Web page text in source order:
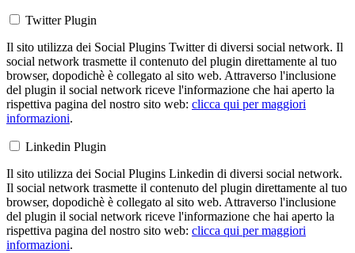
Twitter Plugin
Il sito utilizza dei Social Plugins Twitter di diversi social network. Il
social network trasmette il contenuto del plugin direttamente al tuo
browser, dopodichè è collegato al sito web. Attraverso l'inclusione
del plugin il social network riceve l'informazione che hai aperto la
rispettiva pagina del nostro sito web: clicca qui per maggiori
informazioni.
Linkedin Plugin
Il sito utilizza dei Social Plugins Linkedin di diversi social network.
Il social network trasmette il contenuto del plugin direttamente al tuo
browser, dopodichè è collegato al sito web. Attraverso l'inclusione
del plugin il social network riceve l'informazione che hai aperto la
rispettiva pagina del nostro sito web: clicca qui per maggiori
informazioni.